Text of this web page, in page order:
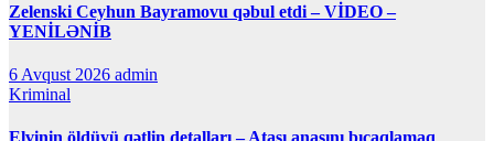
Zelenski Ceyhun Bayramovu qəbul etdi – VİDEO –
YENİLƏNİB
6 Avqust 2026 admin
Kriminal